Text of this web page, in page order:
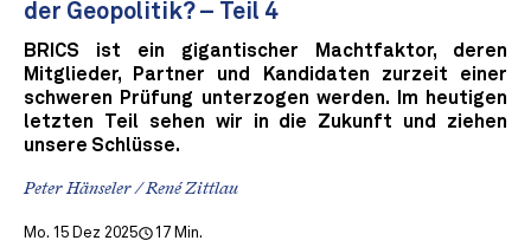
der Geopolitik? – Teil 4
BRICS ist ein gigantischer Machtfaktor, deren
Mitglieder, Partner und Kandidaten zurzeit einer
schweren Prüfung unterzogen werden. Im heutigen
letzten Teil sehen wir in die Zukunft und ziehen
unsere Schlüsse.
Peter Hänseler / René Zittlau
Mo. 15 Dez 2025 17 Min.